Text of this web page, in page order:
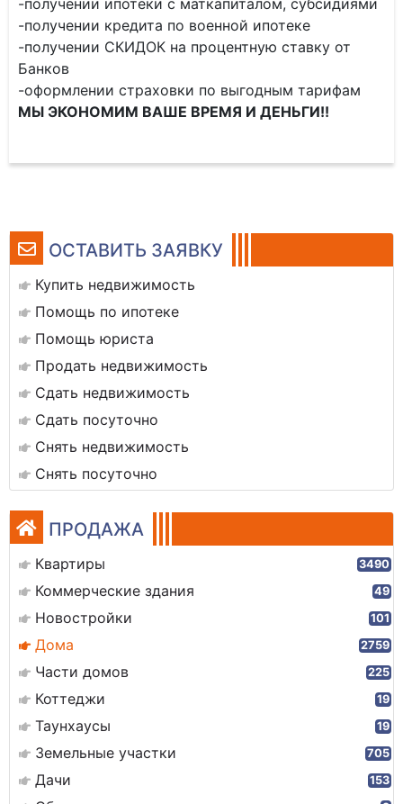
ОСТАВИТЬ ЗАЯВКУ
Купить недвижимость
Помощь по ипотеке
Помощь юриста
Продать недвижимость
Сдать недвижимость
Сдать посуточно
Снять недвижимость
Снять посуточно
ПРОДАЖА
Квартиры 3490
Коммерческие здания 49
Новостройки 101
Дома 2759
Части домов 225
Коттеджи 19
Таунхаусы 19
Земельные участки 705
Дачи 153
-получении ипотеки с маткапиталом, субсидиями
-получении кредита по военной ипотеке
-получении СКИДОК на процентную ставку от
Банков
-оформлении страховки по выгодным тарифам
МЫ ЭКОНОМИМ ВАШЕ ВРЕМЯ И ДЕНЬГИ!!